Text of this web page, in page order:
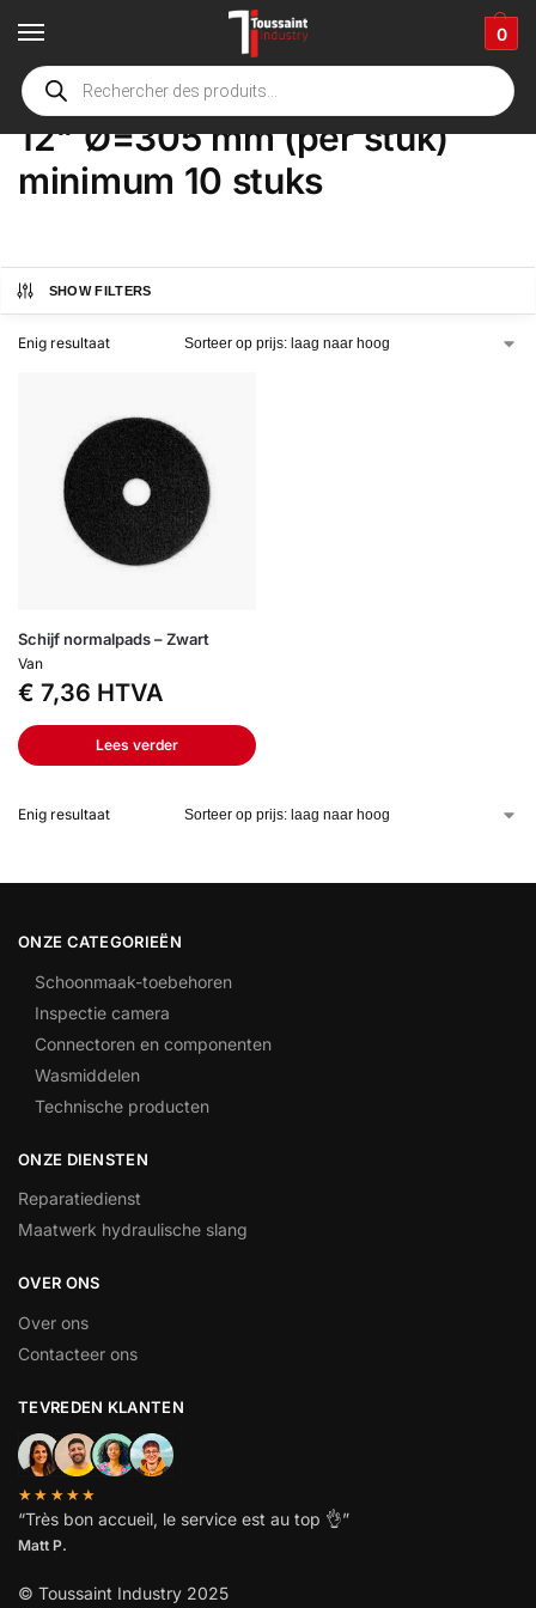
0
Home Winkel / Product Opties /
12" Ø=305 mm (per stuk)
minimum 10 stuks
SHOW FILTERS
Enig resultaat
Schijf normalpads – Zwart
Van
€ 7,36 HTVA
Lees verder
Enig resultaat
ONZE CATEGORIEËN
Schoonmaak-toebehoren
Inspectie camera
Connectoren en componenten
Wasmiddelen
Technische producten
ONZE DIENSTEN
Reparatiedienst
Maatwerk hydraulische slang
OVER ONS
Over ons
Contacteer ons
TEVREDEN KLANTEN
★★★★★
“Très bon accueil, le service est au top 👌”
Matt P.
© Toussaint Industry 2025